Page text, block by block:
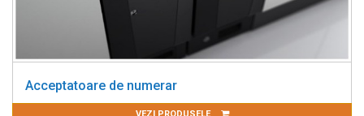
Acceptatoare de numerar
VEZI PRODUSELE